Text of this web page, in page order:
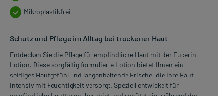
Mikroplastikfrei
Schutz und Pflege im Alltag bei trockener Haut
Entdecken Sie die Pflege für empfindliche Haut mit der Eucerin
Lotion. Diese sorgfältig formulierte Lotion bietet Ihnen ein
seidiges Hautgefühl und langanhaltende Frische, die Ihre Haut
intensiv mit Feuchtigkeit versorgt. Speziell entwickelt für